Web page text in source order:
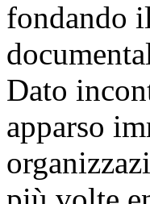
fondando
Dato
apparso